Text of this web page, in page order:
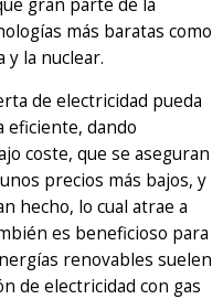
gran parte de la
más baratas como
y la nuclear.
de electricidad pueda
eficiente, dando
coste, que se aseguran
precios más bajos, y
hecho, lo cual atrae a
es beneficioso para
renovables suelen
de electricidad con gas